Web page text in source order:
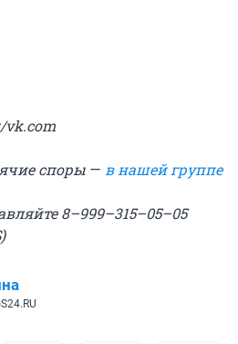
vk.com
споры — в нашей группе
8–999–315–05–05